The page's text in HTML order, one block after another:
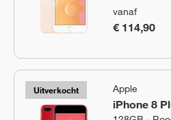
vanaf
€ 114,90
Uitverkocht Apple
iPhone 8